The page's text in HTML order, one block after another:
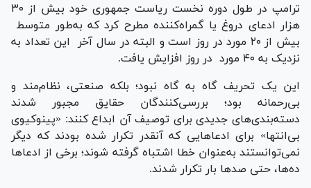
ترامپ در طول دوره‌ نخست ریاست جمهوری خود بیش از ۳۰
هزار ادعای دروغ یا گمراه‌کننده مطرح کرد که به‌طور متوسط ​​
بیش از ۲۰ مورد در روز است و البته در سال آخر این تعداد به
نزدیک به ۴۰ مورد در روز افزایش یافت.
این یک تحریف گاه به گاه نبود؛ بلکه صنعتی، نظام‌مند و
بی‌رحمانه بود؛ بررسی‌کنندگان حقایق مجبور شدند
دسته‌بندی‌های جدیدی برای توصیف آن ابداع کنند: «پینوکیوی
بی‌انتها» برای ادعاهایی که آنقدر تکرار شده بودند که دیگر
نمی‌توانستند به‌عنوان خطا اشتباه گرفته شوند؛ برخی از ادعاها
ده‌ها، حتی صدها بار تکرار شدند.